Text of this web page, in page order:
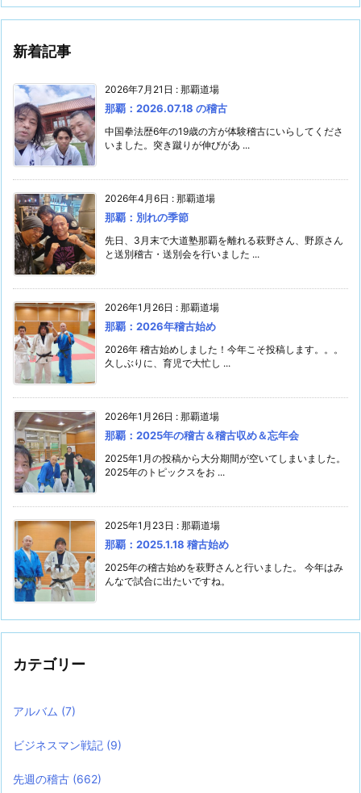
新着記事
2026年7月21日 : 那覇道場
那覇：2026.07.18 の稽古
中国拳法歴6年の19歳の方が体験稽古にいらしてくださ
いました。突き蹴りが伸びがあ ...
2026年4月6日 : 那覇道場
那覇：別れの季節
先日、3月末で大道塾那覇を離れる萩野さん、野原さん
と送別稽古・送別会を行いました ...
2026年1月26日 : 那覇道場
那覇：2026年稽古始め
2026年 稽古始めしました！今年こそ投稿します。。。
久しぶりに、育児で大忙し ...
2026年1月26日 : 那覇道場
那覇：2025年の稽古＆稽古収め＆忘年会
2025年1月の投稿から大分期間が空いてしまいました。
2025年のトピックスをお ...
2025年1月23日 : 那覇道場
那覇：2025.1.18 稽古始め
2025年の稽古始めを萩野さんと行いました。 今年はみ
んなで試合に出たいですね。
カテゴリー
アルバム (7)
ビジネスマン戦記 (9)
先週の稽古 (662)